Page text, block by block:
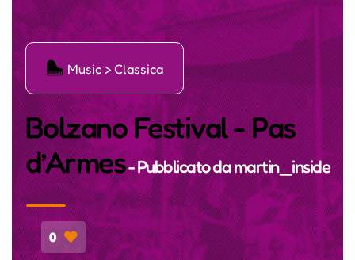
Ģ Music > Classica
Bolzano Festival - Pas
d’Armes- Pubblicato damartin_inside
0